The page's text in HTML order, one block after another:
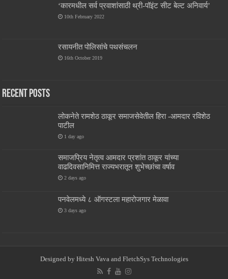
‘कारमधील सर्व प्रवाशांसाठी थ्री-पॉइंट सीट बेल्ट अनिवार्य’
10th February 2022
रसायनीत पोलिसांचे पथसंचलन
16th October 2019
Recent Posts
लोकनेते रामशेठ ठाकूर समाजसेवेतील हिरा -आमदार रविशेठ
पाटील
1 day ago
समाजप्रिय नेतृत्व आमदार प्रशांत ठाकूर यांच्या
वाढदिवसानिमित्त राज्यभरातून शुभेच्छांचा वर्षाव
2 days ago
पनवेलमध्ये ८ ऑगस्टला महारोजगार मेळावा
3 days ago
Designed by Hitesh Vava and FletchSys Technologies